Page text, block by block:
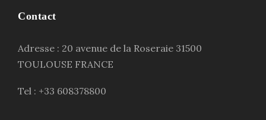
Contact
Adresse : 20 avenue de la Roseraie 31500
TOULOUSE FRANCE
Tel : +33 608378800